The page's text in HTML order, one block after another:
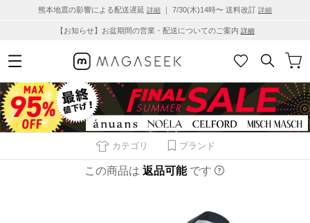
熊本地震の影響による配送遅延 詳細 ｜ 7/30(木)14時〜 送料改訂 詳細
【お知らせ】お盆期間の営業・配送についてのご案内 詳細
カテゴリ ブランド
この商品は 返品可能 です